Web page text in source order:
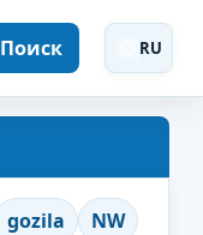
Поиск RU
gozila
NW